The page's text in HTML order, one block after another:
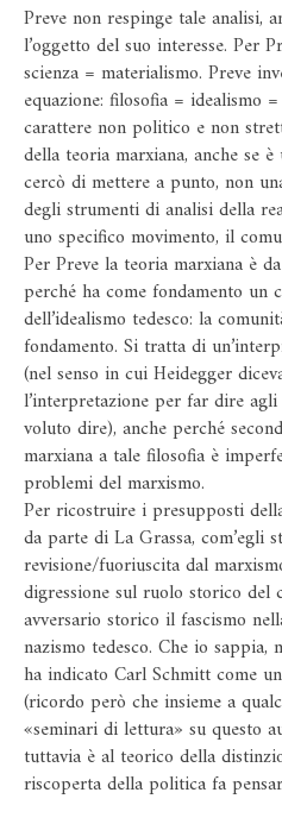
Preve non respinge tale analisi,
l’oggetto del suo interesse. Per
scienza = materialismo. Preve
equazione: filosofia = idealismo
carattere non politico e non
della teoria marxiana, anche se
cercò di mettere a punto, non
degli strumenti di analisi della
uno specifico movimento, il
Per Preve la teoria marxiana è
perché ha come fondamento
dell’idealismo tedesco: la
fondamento. Si tratta di
(nel senso in cui Heidegger
l’interpretazione per far dire
voluto dire), anche perché
marxiana a tale filosofia è
problemi del marxismo.
Per ricostruire i presupposti
da parte di La Grassa, com’egli
revisione/fuoriuscita dal
digressione sul ruolo storico del
avversario storico il fascismo
nazismo tedesco. Che io
ha indicato Carl Schmitt come
(ricordo però che insieme a
«seminari di lettura» su questo
tuttavia è al teorico della
riscoperta della politica fa